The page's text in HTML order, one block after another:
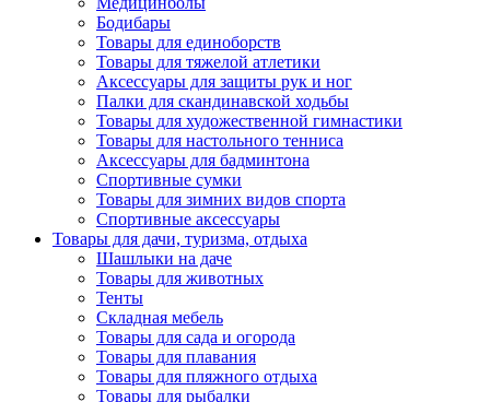
Бодибары
Товары для единоборств
Товары для тяжелой атлетики
Аксессуары для защиты рук и ног
Палки для скандинавской ходьбы
Товары для художественной гимнастики
Товары для настольного тенниса
Аксессуары для бадминтона
Спортивные сумки
Товары для зимних видов спорта
Спортивные аксессуары
Товары для дачи, туризма, отдыха
Шашлыки на даче
Товары для животных
Тенты
Складная мебель
Товары для сада и огорода
Товары для плавания
Товары для пляжного отдыха
Товары для рыбалки